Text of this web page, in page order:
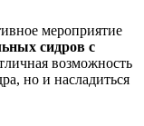
мероприятие
сидров с
возможность
но и насладиться